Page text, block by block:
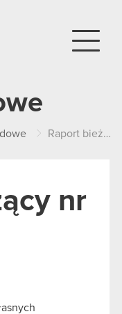
Raport bieżący nr 22/2020
nr